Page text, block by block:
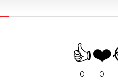
👍
0
❤️
0